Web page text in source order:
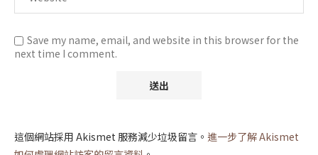
Save my name, email, and website in this browser for the
next time I comment.
這個網站採用 Akismet 服務減少垃圾留言。 進一步了解 Akismet